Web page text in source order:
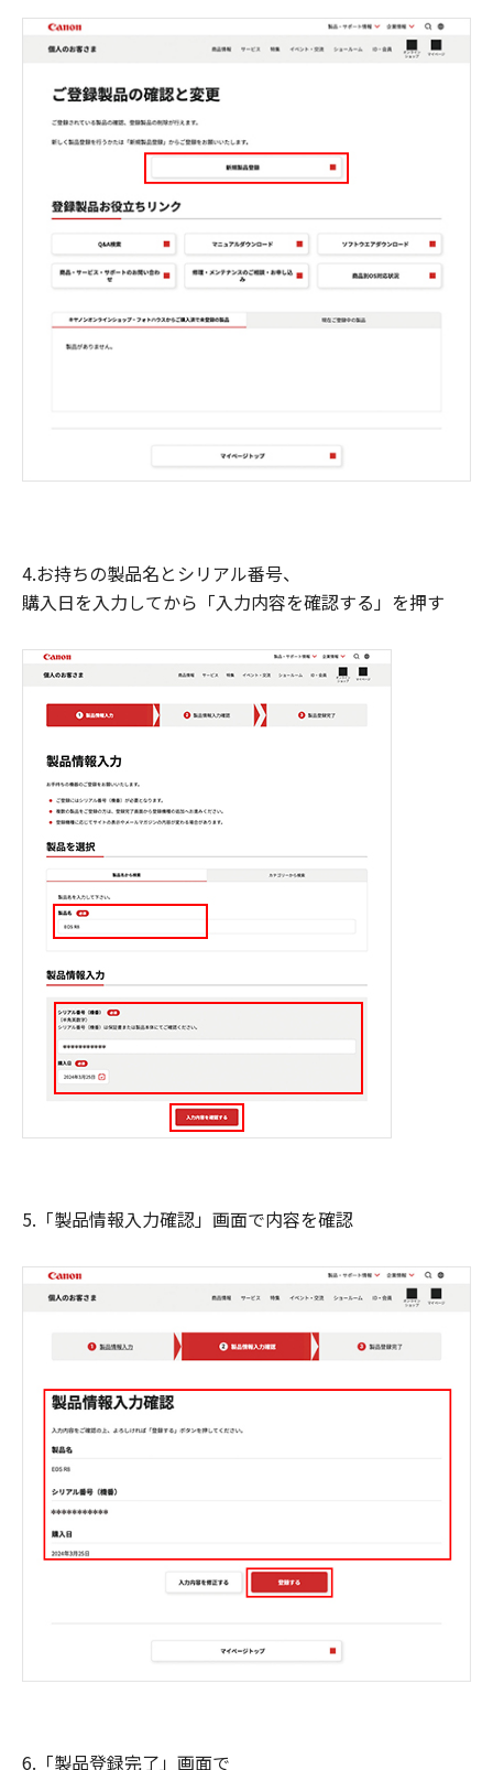
4.お持ちの製品名とシリアル番号、
購入日を入力してから「入力内容を確認する」を押す
5.「製品情報入力確認」画面で内容を確認
6.「製品登録完了」画面で